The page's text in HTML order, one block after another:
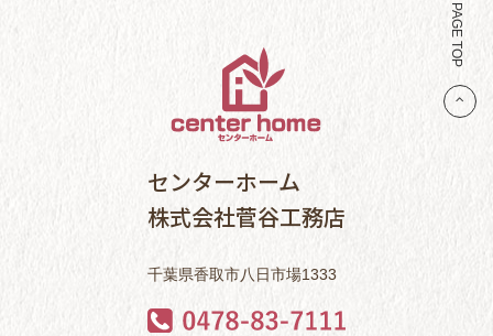
PAGE TOP
センターホーム
株式会社菅谷工務店
千葉県香取市八日市場1333